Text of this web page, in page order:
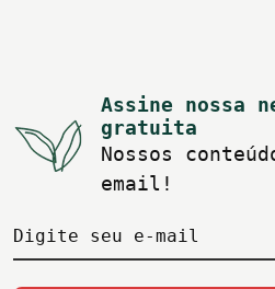
Assine nossa
gratuita
Nossos
email!
Digite seu e-mail